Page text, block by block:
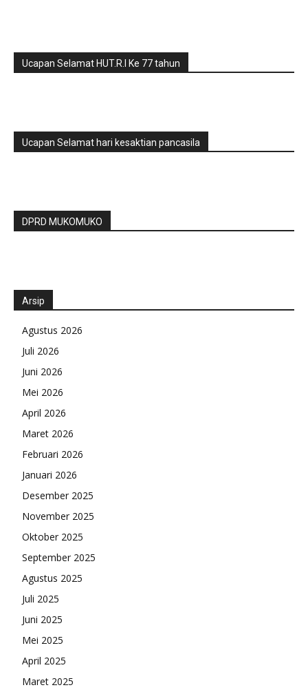
Ucapan Selamat HUT.R.I Ke 77 tahun
Ucapan Selamat hari kesaktian pancasila
DPRD MUKOMUKO
Arsip
Agustus 2026
Juli 2026
Juni 2026
Mei 2026
April 2026
Maret 2026
Februari 2026
Januari 2026
Desember 2025
November 2025
Oktober 2025
September 2025
Agustus 2025
Juli 2025
Juni 2025
Mei 2025
April 2025
Maret 2025